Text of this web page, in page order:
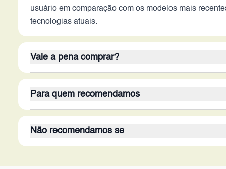
usuário em comparação com os modelos mais
tecnologias atuais.
Vale a pena comprar?
casuais, pode ser uma opção. Os pontos fortes são a
autonomia, e a câmera traseira, com vários sensores,
Em contrapartida, é preciso considerar as limitações,
design que pode não ser o mais moderno. Avaliar
Para quem recomendamos
Usuários que utilizam o celular principalmente para
podem achar este aparelho satisfatório.
Não recomendamos se